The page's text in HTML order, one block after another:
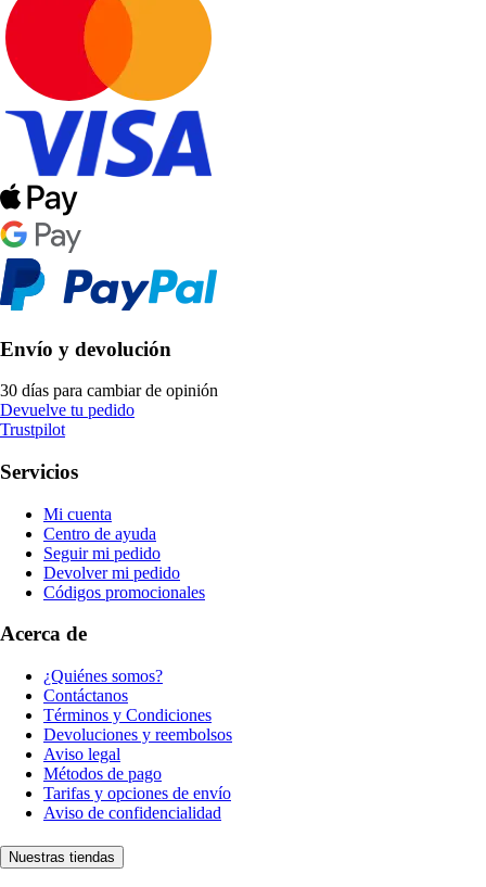
Envío y devolución
30 días para cambiar de opinión
Devuelve tu pedido
Trustpilot
Servicios
Mi cuenta
Centro de ayuda
Seguir mi pedido
Devolver mi pedido
Códigos promocionales
Acerca de
¿Quiénes somos?
Contáctanos
Términos y Condiciones
Devoluciones y reembolsos
Aviso legal
Métodos de pago
Tarifas y opciones de envío
Aviso de confidencialidad
Nuestras tiendas